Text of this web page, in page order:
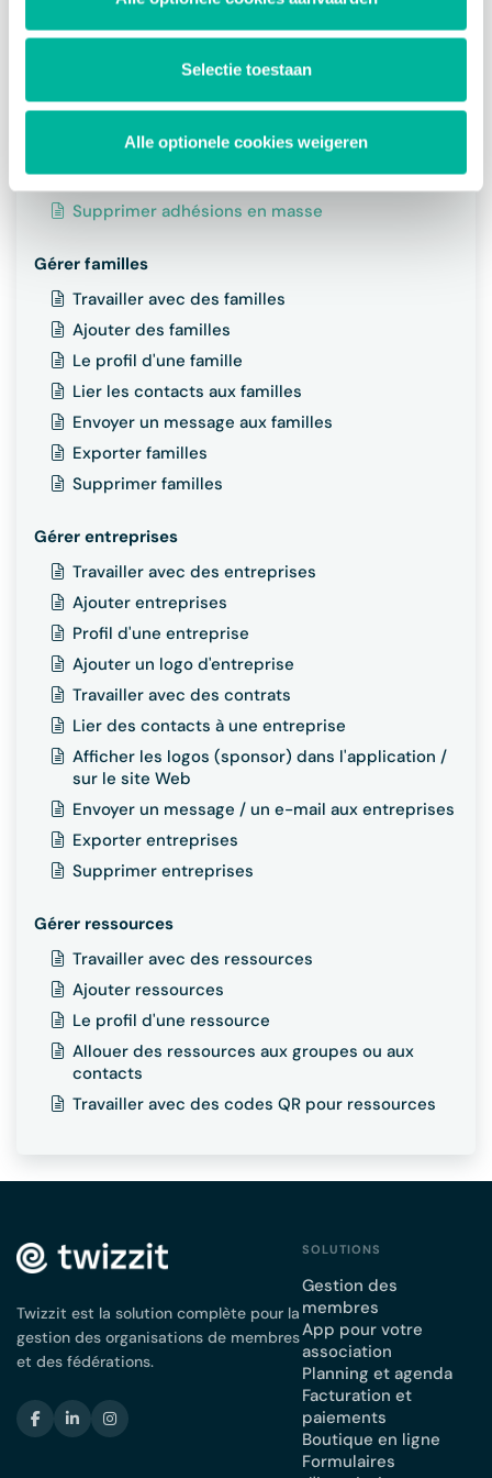
Selectie toestaan
Alle optionele cookies weigeren
Modifier adhésion
Synchroniser membres avec la fédération
Copier / renouveler adhésions en masse
Résilier des adhésions (en masse)
Supprimer adhésions en masse
Gérer familles
Travailler avec des familles
Ajouter des familles
Le profil d'une famille
Lier les contacts aux familles
Envoyer un message aux familles
Exporter familles
Supprimer familles
Gérer entreprises
Travailler avec des entreprises
Ajouter entreprises
Profil d'une entreprise
Ajouter un logo d'entreprise
Travailler avec des contrats
Lier des contacts à une entreprise
Afficher les logos (sponsor) dans l'application /
sur le site Web
Envoyer un message / un e-mail aux entreprises
Exporter entreprises
Supprimer entreprises
Gérer ressources
Travailler avec des ressources
Ajouter ressources
Le profil d'une ressource
Allouer des ressources aux groupes ou aux
contacts
Travailler avec des codes QR pour ressources
Twizzit est la solution complète pour la
gestion des organisations de membres
et des fédérations.
SOLUTIONS
Gestion des
membres
App pour votre
association
Planning et agenda
Facturation et
paiements
Boutique en ligne
Formulaires